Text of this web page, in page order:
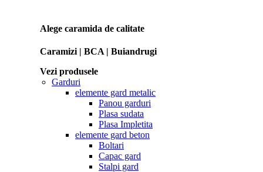
Alege caramida de calitate
Caramizi | BCA | Buiandrugi
Vezi produsele
Garduri
elemente gard metalic
Panou garduri
Plasa sudata
Plasa Impletita
elemente gard beton
Boltari
Capac gard
Stalpi gard